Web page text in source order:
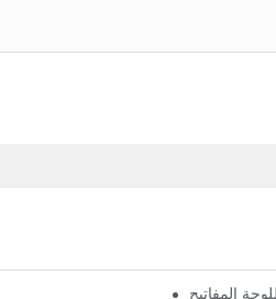
المفاتيح